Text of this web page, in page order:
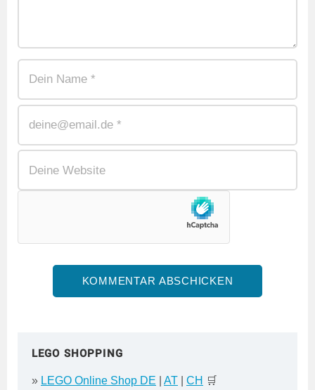
LEGO SHOPPING
» LEGO Online Shop DE AT CH 🛒